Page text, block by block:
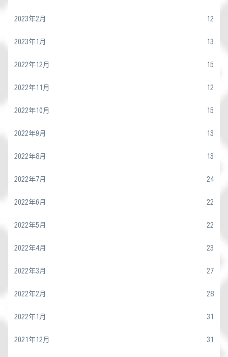
2023年2月 12
2023年1月 13
2022年12月 15
2022年11月 12
2022年10月 15
2022年9月 13
2022年8月 13
2022年7月 24
2022年6月 22
2022年5月 22
2022年4月 23
2022年3月 27
2022年2月 28
2022年1月 31
2021年12月 31